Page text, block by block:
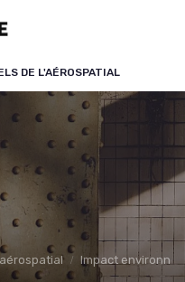
DE L'AÉROSPATIAL
Impact